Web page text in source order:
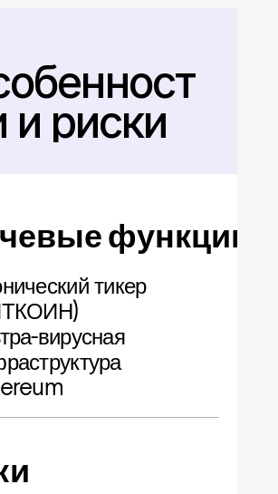
Назад
и риски
функции
тикер
вирусная